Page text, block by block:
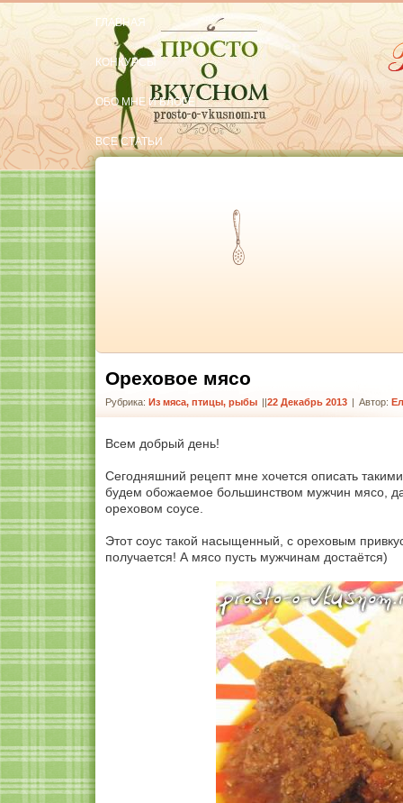
ГЛАВНАЯ
КОНКУРСЫ
ОБО МНЕ И БЛОГЕ
ВСЕ СТАТЬИ
Ореховое мясо
Рубрика: Из мяса, птицы, рыбы | 22 Декабрь 2013 | Автор:
Всем добрый день!
Сегодняшний рецепт мне хочется описать
будем обожаемое большинством мужчин мясо,
ореховом соусе.
Этот соус такой насыщенный, с ореховым
получается! А мясо пусть мужчинам достаётся)